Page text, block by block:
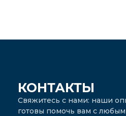
КОНТАКТЫ
Свяжитесь с нами: наши
готовы помочь вам с